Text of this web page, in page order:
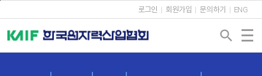
로그인 회원가입 문의하기 ENG
search